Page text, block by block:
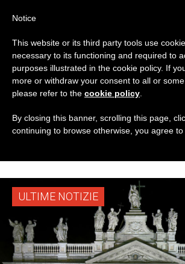
TAG
Posts Tagged
‘cardinale
ULTIME NOTIZIE
Notice
This website or its third party tools use
necessary to its functioning and required to
purposes illustrated in the cookie policy. If
more or withdraw your consent to all or
please refer to the cookie policy
By closing this banner, scrolling this page,
continuing to browse otherwise, you agree to